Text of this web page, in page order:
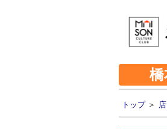
橋
トップ＞